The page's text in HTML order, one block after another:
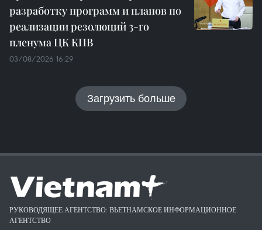
разработку программ и планов по
реализации резолюций 3-го
пленума ЦК КПВ
03/08/2026 16:29
Загрузить больше
РУКОВОДЯЩЕЕ АГЕНТСТВО: ВЬЕТНАМСКОЕ ИНФОРМАЦИОННОЕ
АГЕНТСТВО